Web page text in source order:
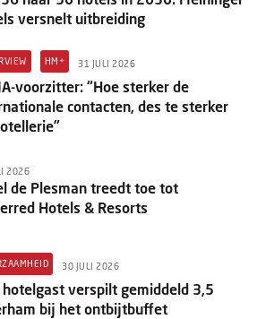
versnelt uitbreiding
HM+ 31 JULI 2026
voorzitter: “Hoe sterker de
contacten, des te sterker
2026
de Plesman treedt toe tot
Hotels & Resorts
30 JULI 2026
hotelgast verspilt gemiddeld 3,5
bij het ontbijtbuffet